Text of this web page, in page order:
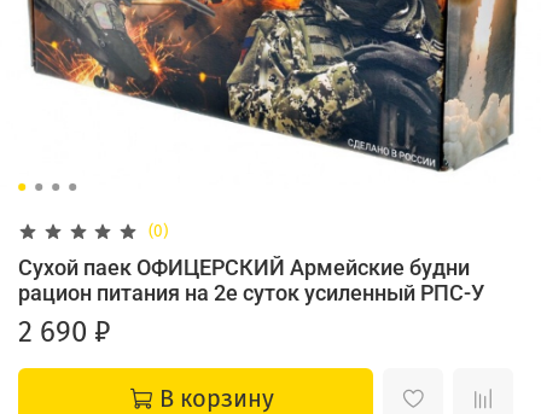
(0)
Сухой паек ОФИЦЕРСКИЙ Армейские будни
рацион питания на 2е суток усиленный РПС-У
2 690 ₽
В корзину